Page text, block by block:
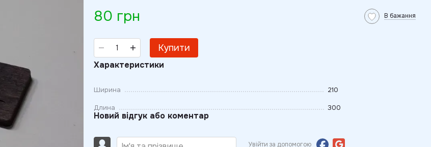
80 грн В бажання
Купити
Характеристики
Ширина 210
Длина 300
Новий відгук або коментар
Увійти за допомогою